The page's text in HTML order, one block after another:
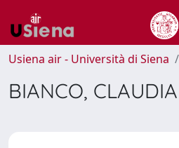
Usiena air - Università di Siena
BIANCO, CLAUDIA